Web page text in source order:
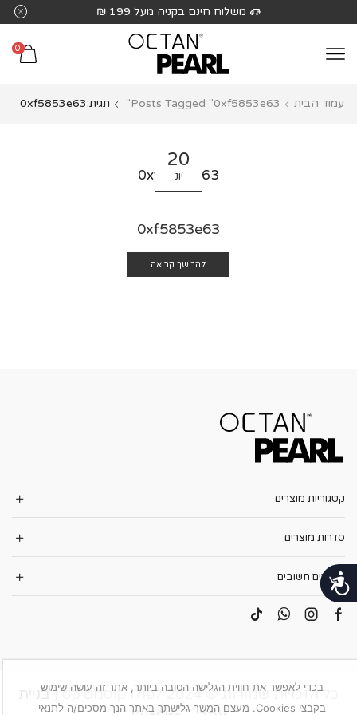
לֵב:
בְּאֲתָר
מַעֲרֶכֶת
נגישות
משלוח חינם בקניה מעל 199 ₪
0
עמוד הבית Posts Tagged "0xf5853e63" תגית:0xf5853e63
20
יונ
0xf5853e63
0xf5853e63
להמשך קריאה
קטגוריות מוצרים
סדרות מוצרים
קישורים חשובים
כל הזכויות שמורות © 2024 לפולו קוסמטיקס |
בנייתבכדי לאפשר את חווית הגלישה הטובה ביותר, אתר זה עושה שימוש
בקבצי Cookies. מעצם המשך גלישתך באתר הנך מסכים/ה לתנאי